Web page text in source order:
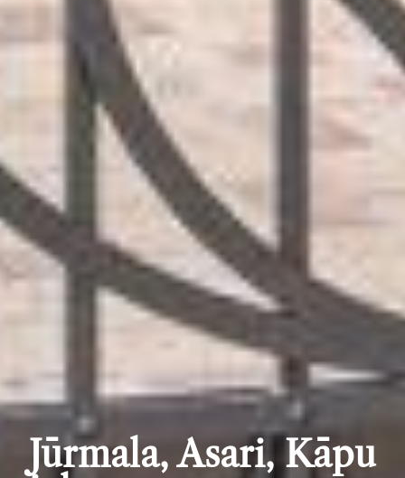
Jūrmala, Asari, Kāpu